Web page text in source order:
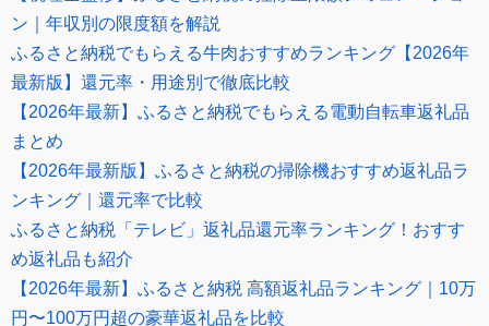
ン｜年収別の限度額を解説
ふるさと納税でもらえる牛肉おすすめランキング【2026年
最新版】還元率・用途別で徹底比較
【2026年最新】ふるさと納税でもらえる電動自転車返礼品
まとめ
【2026年最新版】ふるさと納税の掃除機おすすめ返礼品ラ
ンキング｜還元率で比較
ふるさと納税「テレビ」返礼品還元率ランキング！おすす
め返礼品も紹介
【2026年最新】ふるさと納税 高額返礼品ランキング｜10万
円〜100万円超の豪華返礼品を比較